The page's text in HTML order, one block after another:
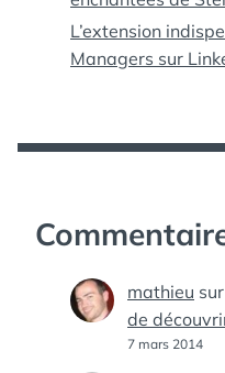
L’extension
Managers sur
mathieu sur
de
7 mars 2014